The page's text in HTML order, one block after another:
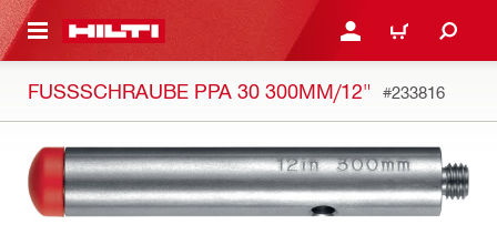
TURINIO PRISIJUNGTI ARBA
PIRKINIŲ
FUSSSCHRAUBE PPA 30 300MM/12" #233816